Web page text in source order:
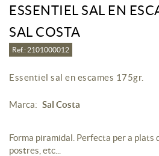
ESSENTIEL SAL EN
SAL COSTA
Ref.: 2101000012
Essentiel sal en escames 175gr.
Marca: Sal Costa
Forma piramidal. Perfecta per a plats
postres, etc...